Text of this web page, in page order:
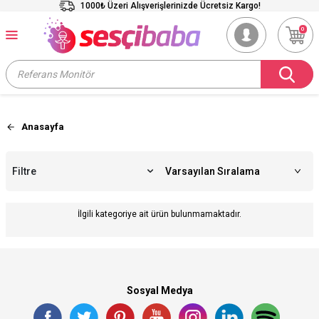
1000₺ Üzeri Alışverişlerinizde Ücretsiz Kargo!
0
Anasayfa
Filtre
İlgili kategoriye ait ürün bulunmamaktadır.
Sosyal Medya